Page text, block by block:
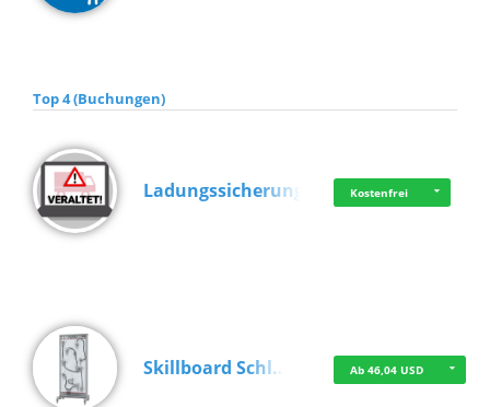
Top 4 (Buchungen)
Ladungssicherung Kostenfrei
Skillboard Schl… Ab 46,04 USD